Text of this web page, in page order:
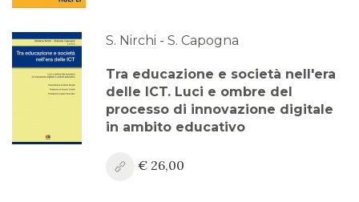
S. Nirchi - S. Capogna
Tra educazione e società nell'era
delle ICT. Luci e ombre del
processo di innovazione digitale
in ambito educativo
€ 26,00